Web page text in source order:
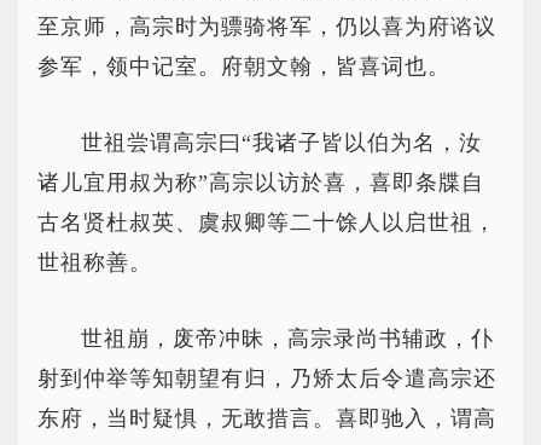
至京师，高宗时为骠骑将军，仍以喜为府谘议
参军，领中记室。府朝文翰，皆喜词也。
世祖尝谓高宗曰“我诸子皆以伯为名，汝
诸儿宜用叔为称”高宗以访於喜，喜即条牒自
古名贤杜叔英、虞叔卿等二十馀人以启世祖，
世祖称善。
世祖崩，废帝冲昧，高宗录尚书辅政，仆
射到仲举等知朝望有归，乃矫太后令遣高宗还
东府，当时疑惧，无敢措言。喜即驰入，谓高